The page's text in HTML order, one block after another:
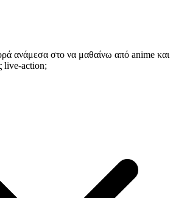
ανάμεσα στο να μαθαίνω από anime και
live-action;